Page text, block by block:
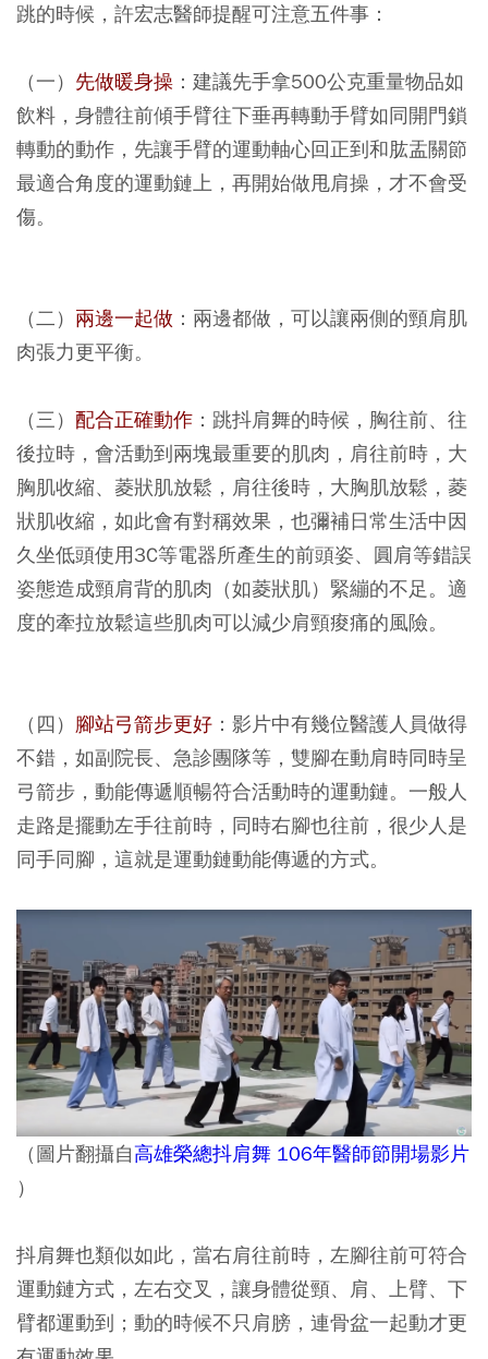
跳的時候，許宏志醫師提醒可注意五件事：
（一） 先做暖身操 ：建議先手拿500公克重量物品如
飲料，身體往前傾手臂往下垂再轉動手臂如同開門鎖
轉動的動作，先讓手臂的運動軸心回正到和肱盂關節
最適合角度的運動鏈上，再開始做甩肩操，才不會受
傷。
（二） 兩邊一起做 ：兩邊都做，可以讓兩側的頸肩肌
肉張力更平衡。
（三） 配合正確動作 ：跳抖肩舞的時候，胸往前、往
後拉時，會活動到兩塊最重要的肌肉，肩往前時，大
胸肌收縮、菱狀肌放鬆，肩往後時，大胸肌放鬆，菱
狀肌收縮，如此會有對稱效果，也彌補日常生活中因
久坐低頭使用3C等電器所產生的前頭姿、圓肩等錯誤
姿態造成頸肩背的肌肉（如菱狀肌）緊繃的不足。適
度的牽拉放鬆這些肌肉可以減少肩頸痠痛的風險。
（四） 腳站弓箭步更好 ：影片中有幾位醫護人員做得
不錯，如副院長、急診團隊等，雙腳在動肩時同時呈
弓箭步，動能傳遞順暢符合活動時的運動鏈。一般人
走路是擺動左手往前時，同時右腳也往前，很少人是
同手同腳，這就是運動鏈動能傳遞的方式。
（圖片翻攝自高雄榮總抖肩舞 106年醫師節開場影片
）
抖肩舞也類似如此，當右肩往前時，左腳往前可符合
運動鏈方式，左右交叉，讓身體從頸、肩、上臂、下
臂都運動到；動的時候不只肩膀，連骨盆一起動才更